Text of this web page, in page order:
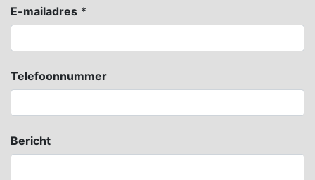
E-mailadres *
Telefoonnummer
Bericht